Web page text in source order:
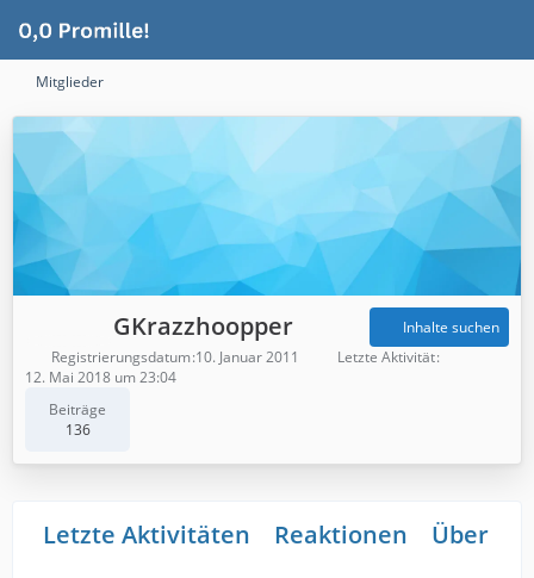
Mitglieder
GKrazzhoopper
Beiträge
136
Inhalte suchen
Registrierungsdatum 10. Januar 2011
Letzte Aktivität
12. Mai 2018 um 23:04
Letzte Aktivitäten Reaktionen Über